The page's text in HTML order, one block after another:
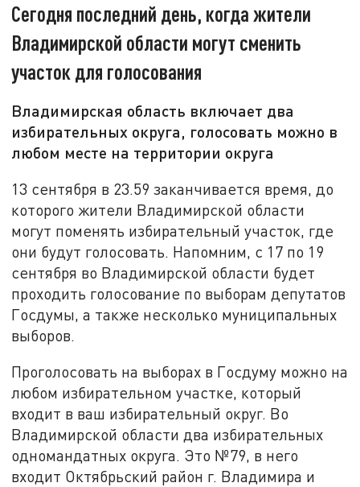
Сегодня последний день, когда жители
Владимирской области могут сменить
участок для голосования
Владимирская область включает два
избирательных округа, голосовать можно в
любом месте на территории округа
13 сентября в 23.59 заканчивается время, до
которого жители Владимирской области
могут поменять избирательный участок, где
они будут голосовать. Напомним, с 17 по 19
сентября во Владимирской области будет
проходить голосование по выборам депутатов
Госдумы, а также несколько муниципальных
выборов.
Проголосовать на выборах в Госдуму можно на
любом избирательном участке, который
входит в ваш избирательный округ. Во
Владимирской области два избирательных
одномандатных округа. Это №79, в него
входит Октябрьский район г. Владимира и